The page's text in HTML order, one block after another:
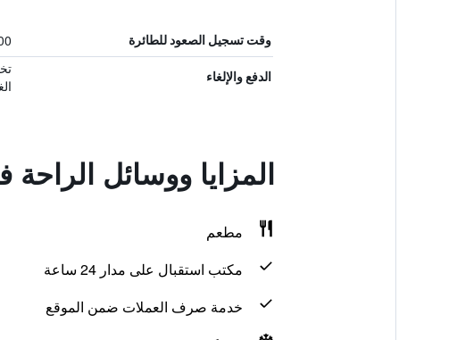
وقت تسجيل الصعود للطائرة
الدفع والإلغاء
المزايا ووسائل
مطعم
مكتب استقبال على مدار 24 ساعة
خدمة صرف العملات ضمن الموقع